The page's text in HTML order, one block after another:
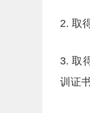
2. 取
3. 取
训证